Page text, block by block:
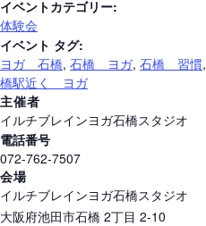
イベントカテゴリー:
体験会
イベント タグ:
ヨガ 石橋, 石橋 ヨガ, 石橋 習慣,
橋駅近く ヨガ
主催者
イルチブレインヨガ石橋スタジオ
電話番号
072-762-7507
会場
イルチブレインヨガ石橋スタジオ
大阪府池田市石橋 2丁目 2-10